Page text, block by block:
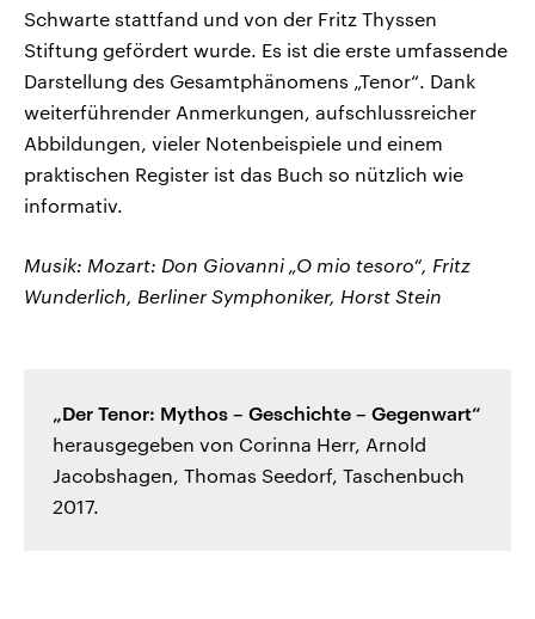
Schwarte stattfand und von der Fritz Thyssen
Stiftung gefördert wurde. Es ist die erste umfassende
Darstellung des Gesamtphänomens „Tenor“. Dank
weiterführender Anmerkungen, aufschlussreicher
Abbildungen, vieler Notenbeispiele und einem
praktischen Register ist das Buch so nützlich wie
informativ.
Musik: Mozart: Don Giovanni „O mio tesoro“, Fritz
Wunderlich, Berliner Symphoniker, Horst Stein
„Der Tenor: Mythos – Geschichte – Gegenwart“
herausgegeben von Corinna Herr, Arnold
Jacobshagen, Thomas Seedorf, Taschenbuch
2017.